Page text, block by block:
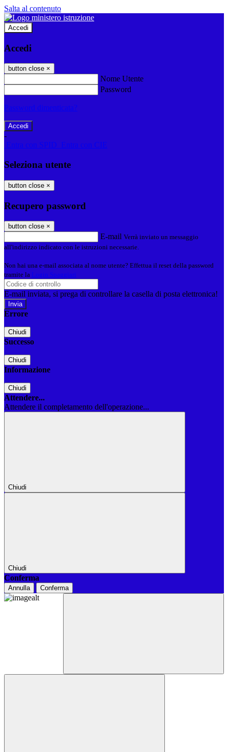
Salta al contenuto
Accedi
Accedi
button close ×
Nome Utente
Password
Password dimenticata?
-
Entra con SPID
Entra con CIE
Seleziona utente
button close ×
Recupero password
button close ×
E-mail Verrà inviato un messaggio
all'indirizzo indicato con le istruzioni necessarie.
Non hai una e-mail associata al nome utente? Effettua il reset della password
tramite la Login Spaggiari
E-mail inviata, si prega di controllare la casella di posta elettronica!
Errore
Chiudi
Successo
Chiudi
Informazione
Chiudi
Attendere...
Attendere il completamento dell'operazione...
Chiudi
Chiudi
Conferma
Annulla Conferma